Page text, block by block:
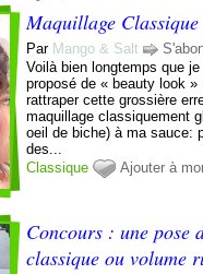
Maquillage
Par Mango & Salt
Voilà bien longtemps que
proposé de « beauty look »
rattraper cette grossière
maquillage classiquement
oeil de biche) à ma sauce:
des...
Classique
Ajouter à
Concours : une pose
classique ou volume